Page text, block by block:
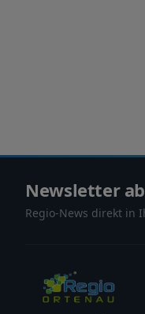
Newsletter
Regio-News direkt in